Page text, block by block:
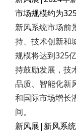
市场规模约为
新风系统市场前
持、技术创新和
规模将达到325
持鼓励发展，技
品质、智能化新
和国际市场增长
间。
新风展|新风系